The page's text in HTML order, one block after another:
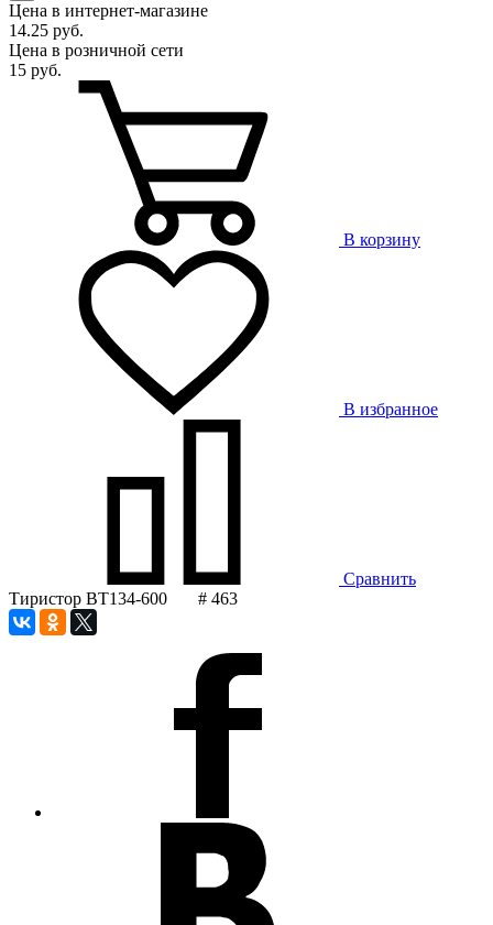
Цена в интернет-магазине
14.25 руб.
Цена в розничной сети
15 руб.
В корзину
В избранное
Сравнить
Тиристор BT134-600 # 463